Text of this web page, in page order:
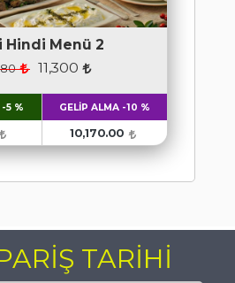
Hindi Menü 2
11,300
-5 % GELİP ALMA -10 %
10,170.00
TARİHİ